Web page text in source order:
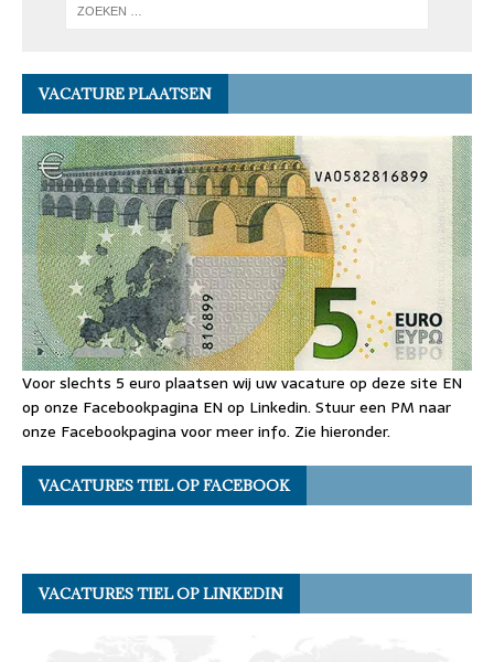
VACATURE PLAATSEN
Voor slechts 5 euro plaatsen wij uw vacature op deze site EN
op onze Facebookpagina EN op Linkedin. Stuur een PM naar
onze Facebookpagina voor meer info. Zie hieronder.
VACATURES TIEL OP FACEBOOK
VACATURES TIEL OP LINKEDIN